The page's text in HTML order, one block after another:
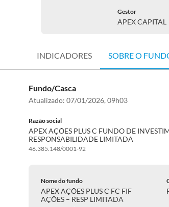
Gestor
APEX CAPITAL
INDICADORES SOBRE O
Fundo/Casca
Atualizado: 07/01/2026, 09h03
Razão social
APEX AÇÕES PLUS C FUNDO DE
RESPONSABILIDADE LIMITADA
46.385.148/0001-92
Nome do fundo
APEX AÇÕES PLUS C FC FIF
AÇÕES – RESP LIMITADA